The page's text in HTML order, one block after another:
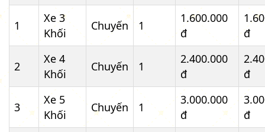
1
Xe 3
Khối
Chuyến 1
1.600.000
đ
đ
2
Xe 4
Khối
Chuyến 1
2.400.000
đ
đ
3
Xe 5
Khối
Chuyến 1
3.000.000
đ
đ